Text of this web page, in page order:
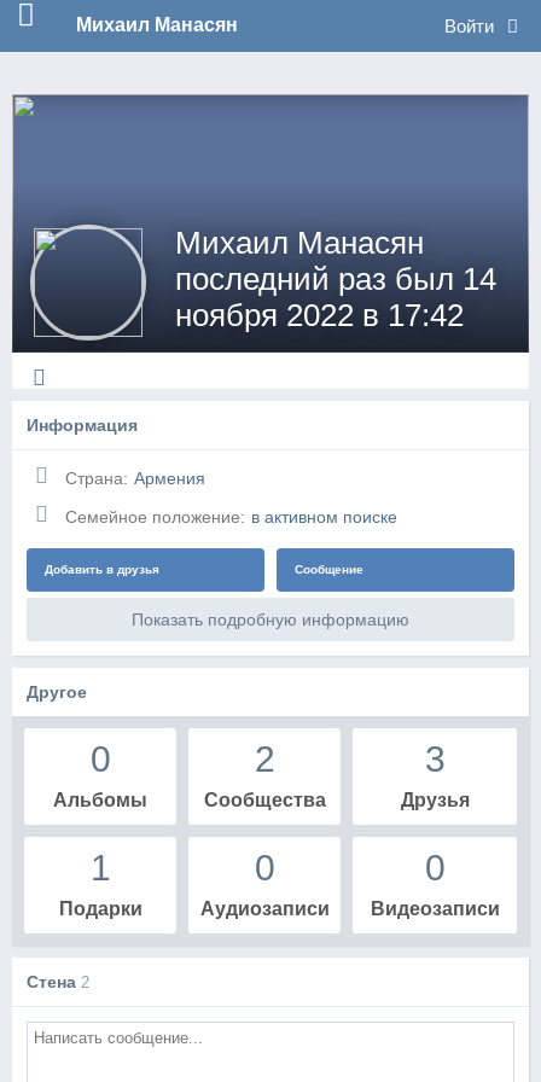
no_log
Войти
Михаил Манасян
Михаил Манасян
последний раз был 14
ноября 2022 в 17:42
Информация
Страна: Армения
Семейное положение: в активном поиске
Добавить в друзья Сообщение
Показать подробную информацию
Другое
0
Альбомы
2
Сообщества
3
Друзья
1
Подарки
0
Аудиозаписи
0
Видеозаписи
Стена 2